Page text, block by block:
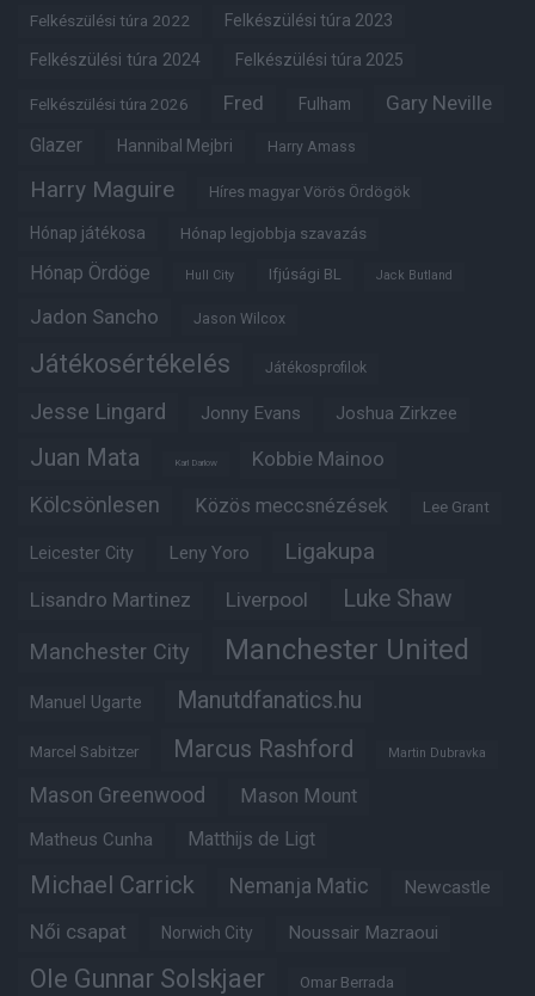
Felkészülési túra 2022 Felkészülési túra 2023
Felkészülési túra 2024 Felkészülési túra 2025
Felkészülési túra 2026 Fred Fulham Gary Neville
Glazer Hannibal Mejbri Harry Amass
Harry Maguire Híres magyar Vörös Ördögök
Hónap játékosa Hónap legjobbja szavazás
Hónap Ördöge Hull City Ifjúsági BL Jack Butland
Jadon Sancho Jason Wilcox
Játékosértékelés Játékosprofilok
Jesse Lingard Jonny Evans Joshua Zirkzee
Juan Mata Karl Darlow Kobbie Mainoo
Kölcsönlesen Közös meccsnézések Lee Grant
Leicester City Leny Yoro Ligakupa
Lisandro Martinez Liverpool Luke Shaw
Manchester City Manchester United
Manuel Ugarte Manutdfanatics.hu
Marcel Sabitzer Marcus Rashford Martin Dubravka
Mason Greenwood Mason Mount
Matheus Cunha Matthijs de Ligt
Michael Carrick Nemanja Matic Newcastle
Női csapat Norwich City Noussair Mazraoui
Ole Gunnar Solskjaer Omar Berrada